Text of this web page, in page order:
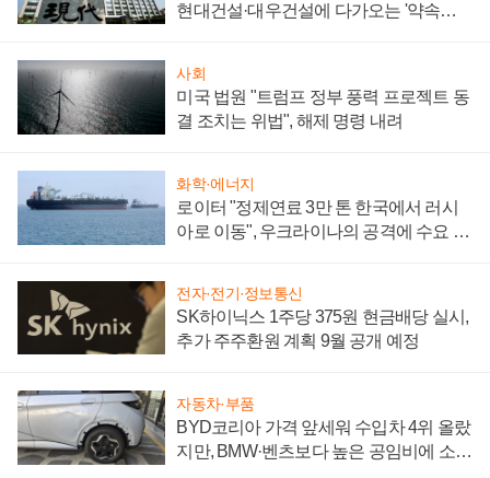
현대건설·대우건설에 다가오는 '약속의
사회
미국 법원 "트럼프 정부 풍력 프로젝트 동
결 조치는 위법", 해제 명령 내려
화학·에너지
로이터 "정제연료 3만 톤 한국에서 러시
아로 이동", 우크라이나의 공격에 수요 늘
전자·전기·정보통신
SK하이닉스 1주당 375원 현금배당 실시,
추가 주주환원 계획 9월 공개 예정
자동차·부품
BYD코리아 가격 앞세워 수입차 4위 올랐
지만, BMW·벤츠보다 높은 공임비에 소비